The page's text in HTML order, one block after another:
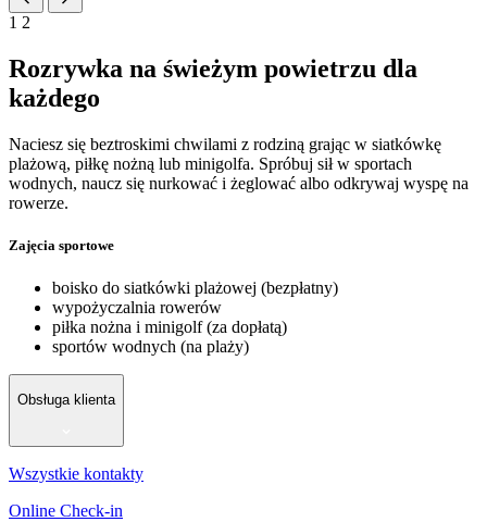
1 2
Rozrywka na świeżym powietrzu dla
każdego
Naciesz się beztroskimi chwilami z rodziną grając w siatkówkę
plażową, piłkę nożną lub minigolfa. Spróbuj sił w sportach
wodnych, naucz się nurkować i żeglować albo odkrywaj wyspę na
rowerze.
Zajęcia sportowe
boisko do siatkówki plażowej (bezpłatny)
wypożyczalnia rowerów
piłka nożna i minigolf (za dopłatą)
sportów wodnych (na plaży)
Obsługa klienta
Wszystkie kontakty
Online Check-in